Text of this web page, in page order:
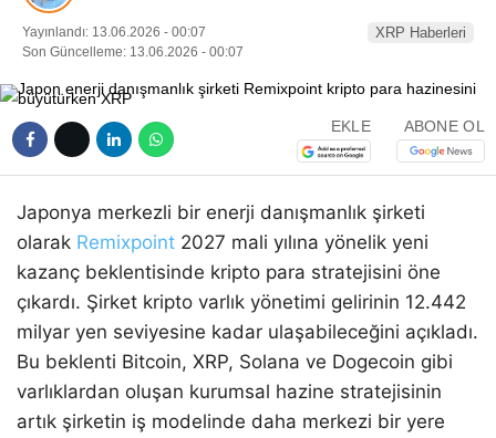
Yayınlandı: 13.06.2026 - 00:07
Son Güncelleme: 13.06.2026 - 00:07
XRP Haberleri
EKLE ABONE OL
Japonya merkezli bir enerji danışmanlık şirketi
olarak Remixpoint 2027 mali yılına yönelik yeni
kazanç beklentisinde kripto para stratejisini öne
çıkardı. Şirket kripto varlık yönetimi gelirinin 12.442
milyar yen seviyesine kadar ulaşabileceğini açıkladı.
Bu beklenti Bitcoin, XRP, Solana ve Dogecoin gibi
varlıklardan oluşan kurumsal hazine stratejisinin
artık şirketin iş modelinde daha merkezi bir yere